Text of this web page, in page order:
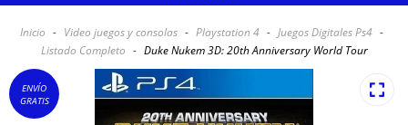
Inicio - Video juegos y consolas - Playstation 4 - Juegos Digitales Ps4 -
Listado Completo - Duke Nukem 3D: 20th Anniversary World Tour
ENVÍO
GRATIS